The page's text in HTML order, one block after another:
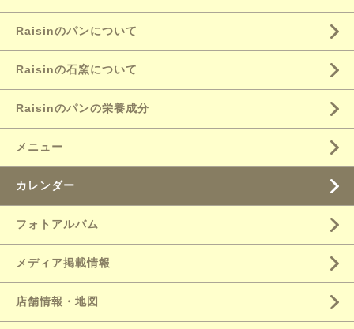
Raisinのパンについて
Raisinの石窯について
Raisinのパンの栄養成分
メニュー
カレンダー
フォトアルバム
メディア掲載情報
店舗情報・地図